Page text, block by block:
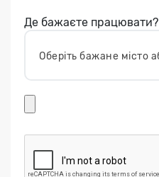
Де бажаєте працювати?